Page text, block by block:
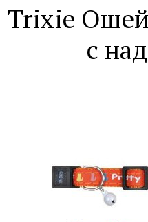
Trixie
с